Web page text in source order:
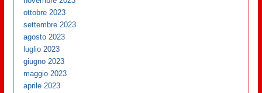
ottobre 2023
settembre 2023
agosto 2023
luglio 2023
giugno 2023
maggio 2023
aprile 2023